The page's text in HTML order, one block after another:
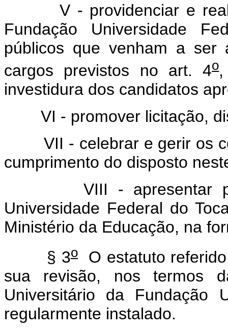
V - providenciar e
Fundação Universidade
públicos que venham a ser
cargos previstos no art. 4o,
investidura dos candidatos
VI - promover licitação,
VII - celebrar e gerir os
cumprimento do disposto
VIII - apresentar
Universidade Federal do
Ministério da Educação, na
§ 3oO estatuto
sua revisão, nos termos
Universitário da Fundação
regularmente instalado.